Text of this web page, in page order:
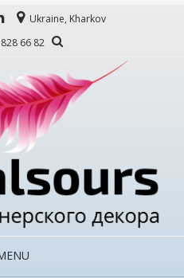
Ukraine, Kharkov
66 82